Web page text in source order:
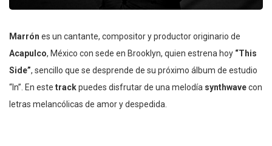
Marrón es un cantante, compositor y productor originario de
Acapulco, México con sede en Brooklyn, quien estrena hoy “This
Side”, sencillo que se desprende de su próximo álbum de estudio
“In”. En este trackpuedes disfrutar de una melodía synthwavecon
letras melancólicas de amor y despedida.